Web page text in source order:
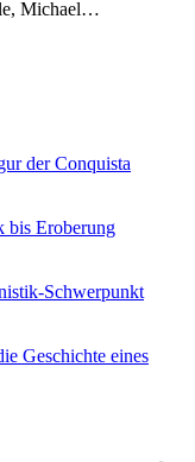
Michael…
der Conquista
bis Eroberung
Schwerpunkt
Geschichte eines